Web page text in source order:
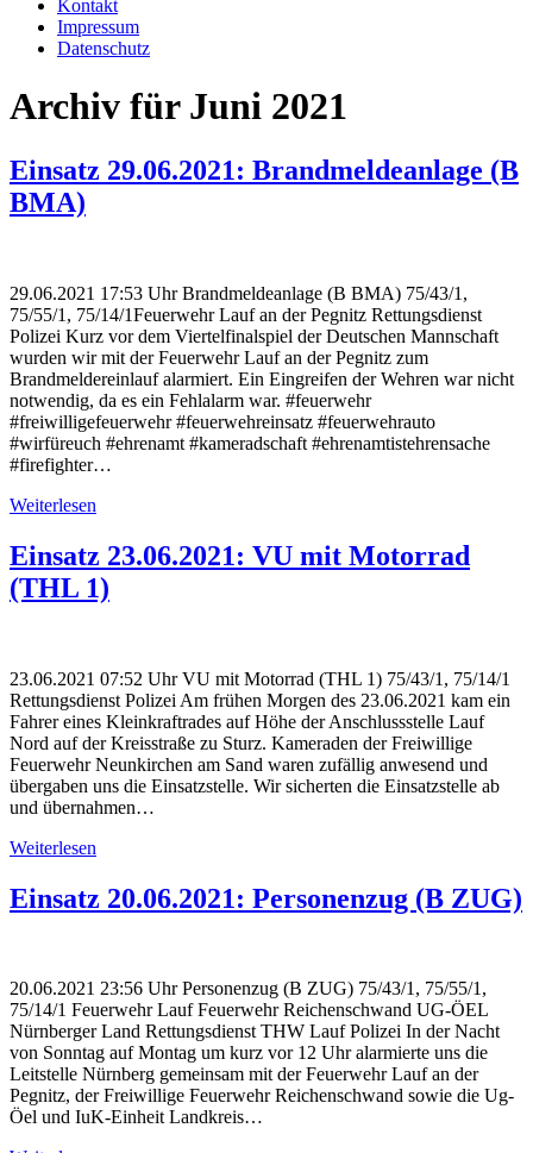
Kontakt
Impressum
Datenschutz
Archiv für Juni 2021
Einsatz 29.06.2021: Brandmeldeanlage (B
BMA)
29.06.2021 17:53 Uhr Brandmeldeanlage (B BMA) 75/43/1,
75/55/1, 75/14/1Feuerwehr Lauf an der Pegnitz Rettungsdienst
Polizei Kurz vor dem Viertelfinalspiel der Deutschen Mannschaft
wurden wir mit der Feuerwehr Lauf an der Pegnitz zum
Brandmeldereinlauf alarmiert. Ein Eingreifen der Wehren war nicht
notwendig, da es ein Fehlalarm war. #feuerwehr
#freiwilligefeuerwehr #feuerwehreinsatz #feuerwehrauto
#wirfüreuch #ehrenamt #kameradschaft #ehrenamtistehrensache
#firefighter…
Weiterlesen
Einsatz 23.06.2021: VU mit Motorrad
(THL 1)
23.06.2021 07:52 Uhr VU mit Motorrad (THL 1) 75/43/1, 75/14/1
Rettungsdienst Polizei Am frühen Morgen des 23.06.2021 kam ein
Fahrer eines Kleinkraftrades auf Höhe der Anschlussstelle Lauf
Nord auf der Kreisstraße zu Sturz. Kameraden der Freiwillige
Feuerwehr Neunkirchen am Sand waren zufällig anwesend und
übergaben uns die Einsatzstelle. Wir sicherten die Einsatzstelle ab
und übernahmen…
Weiterlesen
Einsatz 20.06.2021: Personenzug (B ZUG)
20.06.2021 23:56 Uhr Personenzug (B ZUG) 75/43/1, 75/55/1,
75/14/1 Feuerwehr Lauf Feuerwehr Reichenschwand UG-ÖEL
Nürnberger Land Rettungsdienst THW Lauf Polizei In der Nacht
von Sonntag auf Montag um kurz vor 12 Uhr alarmierte uns die
Leitstelle Nürnberg gemeinsam mit der Feuerwehr Lauf an der
Pegnitz, der Freiwillige Feuerwehr Reichenschwand sowie die Ug-
Öel und IuK-Einheit Landkreis…